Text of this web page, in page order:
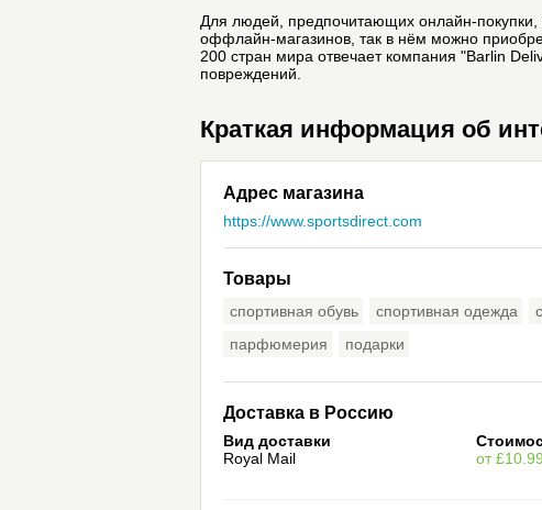
Для людей, предпочитающих онлайн-покупки,
оффлайн-магазинов, так в нём можно
200 стран мира отвечает компания "Barlin
повреждений.
Краткая информация об
Адрес магазина
https://www.sportsdirect.com
Товары
спортивная обувь спортивная одежда
парфюмерия
подарки
Доставка в Россию
Вид доставки
Royal Mail
от £10.99